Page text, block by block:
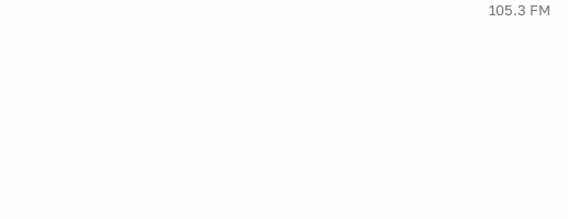
105.3 FM